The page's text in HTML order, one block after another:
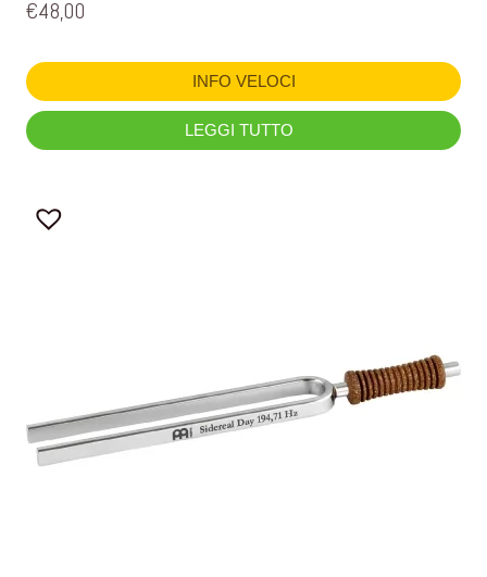
€48,00
INFO VELOCI
LEGGI TUTTO